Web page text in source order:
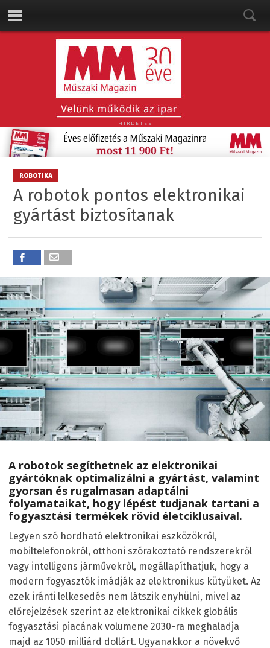
HIRDETÉS
ROBOTIKA
A robotok pontos elektronikai
gyártást biztosítanak
A robotok segíthetnek az elektronikai
gyártóknak optimalizálni a gyártást, valamint
gyorsan és rugalmasan adaptálni
folyamataikat, hogy lépést tudjanak tartani a
fogyasztási termékek rövid életciklusaival.
Legyen szó hordható elektronikai eszközökről,
mobiltelefonokról, otthoni szórakoztató rendszerekről
vagy intelligens járművekről, megállapíthatjuk, hogy a
modern fogyasztók imádják az elektronikus kütyüket. Az
ezek iránti lelkesedés nem látszik enyhülni, mivel az
előrejelzések szerint az elektronikai cikkek globális
fogyasztási piacának volumene 2030-ra meghaladja
majd az 1050 milliárd dollárt. Ugyanakkor a növekvő